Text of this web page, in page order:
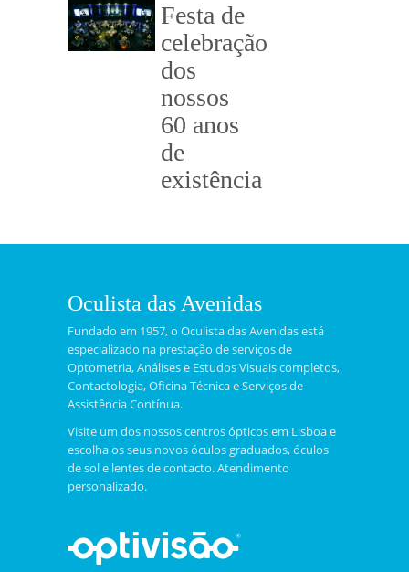
Festa de
celebração
dos
nossos
60 anos
de
existência
Oculista das Avenidas
Fundado em 1957, o Oculista das Avenidas está
especializado na prestação de serviços de
Optometria, Análises e Estudos Visuais completos,
Contactologia, Oficina Técnica e Serviços de
Assistência Contínua.
Visite um dos nossos centros ópticos em Lisboa e
escolha os seus novos óculos graduados, óculos
de sol e lentes de contacto. Atendimento
personalizado.